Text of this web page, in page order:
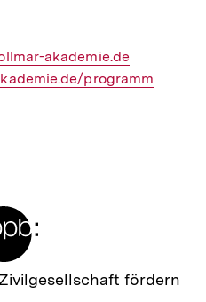
akademie.de
programm
Zivilgesellschaft fördern